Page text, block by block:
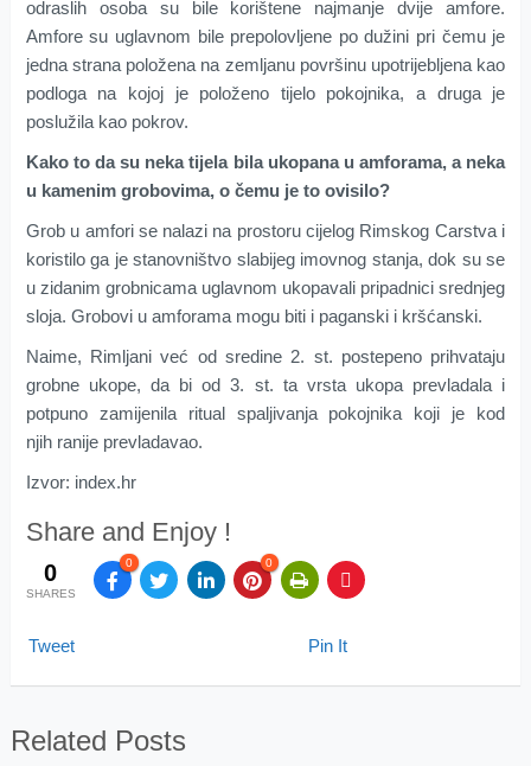
odraslih osoba su bile korištene najmanje dvije amfore.
Amfore su uglavnom bile prepolovljene po dužini pri čemu je
jedna strana položena na zemljanu površinu upotrijebljena kao
podloga na kojoj je položeno tijelo pokojnika, a druga je
poslužila kao pokrov.
Kako to da su neka tijela bila ukopana u amforama, a neka
u kamenim grobovima, o čemu je to ovisilo?
Grob u amfori se nalazi na prostoru cijelog Rimskog Carstva i
koristilo ga je stanovništvo slabijeg imovnog stanja, dok su se
u zidanim grobnicama uglavnom ukopavali pripadnici srednjeg
sloja. Grobovi u amforama mogu biti i paganski i kršćanski.
Naime, Rimljani već od sredine 2. st. postepeno prihvataju
grobne ukope, da bi od 3. st. ta vrsta ukopa prevladala i
potpuno zamijenila ritual spaljivanja pokojnika koji je kod
njih ranije prevladavao.
Izvor: index.hr
Share and Enjoy !
0
SHARES
0 0
Tweet Pin It
Related Posts